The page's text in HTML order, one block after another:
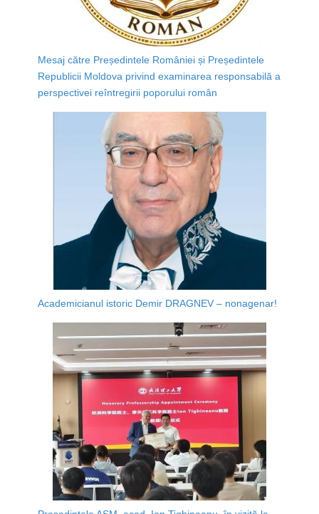
Mesaj către Președintele României și Președintele
Republicii Moldova privind examinarea responsabilă a
perspectivei reîntregirii poporului român
Academicianul istoric Demir DRAGNEV – nonagenar!